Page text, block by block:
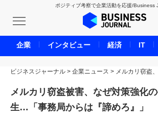
ポジティブ考察で企業活動を応援/Business
BUSINESS JOURNAL
UNICORN JOURNAL
CARBON CREDITS
IVS JOURNAL
ENERGY
ビジネスジャーナル > 企業ニュース > メルカリ窃盗
メルカリ窃盗被害、なぜ対策強化
生…「事務局からは『諦めろ』」
企業 インタビュー 経済 IT